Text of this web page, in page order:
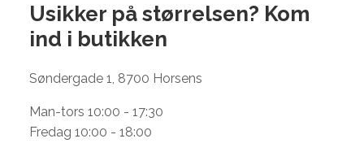
Usikker på størrelsen? Kom
ind i butikken
Søndergade 1, 8700 Horsens
Man-tors 10:00 - 17:30
Fredag 10:00 - 18:00